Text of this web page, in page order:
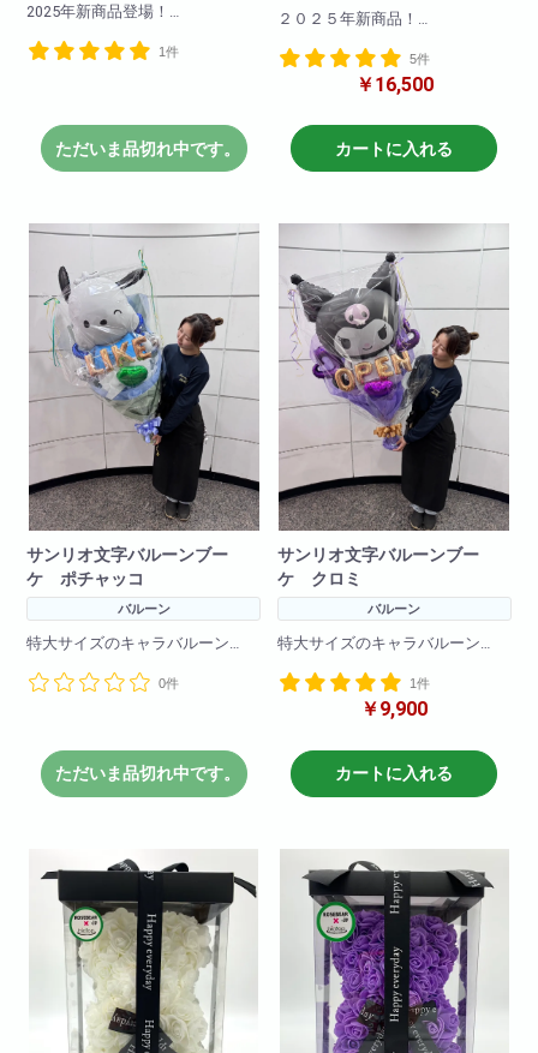
2025年新商品登場！
ローズドッグ!期間限定で販売中!
<商品サイズ>高さ: 約24cm 横
幅: 約22cm 奥行: 約22cm
<材質> ポリエチレン
※こちらの商品はバラのカタチを
した造花によって作成されてお
ります。
枯れることなく飾って頂けま
1件
ただいま品切れ中です。
２０２５年新商品！
が登場！
まだ日本では珍しいスタンド花
てます！
※サイズ高さ160センチ×70セン
すので直接当店までお問い合わ
せ下さい!
※写真はイメージです
仕入れ状況により花材は変動い
たしますので
何卒ご了承ください。
5件
￥16,500
カートに入れる
サンリオ文字バルーンブー
ケ ポチャッコ
バルーン
特大サイズのキャラバルーン
く仕上げました！
花束です!
一生の思い出に！プレゼントに
最適!
いいたします
4文字を超えるものは一文字+550
円で承ります。)
0件
ただいま品切れ中です。
サンリオ文字バルーンブー
ケ クロミ
バルーン
特大サイズのキャラバルーン
だんに使い、
とても大きくインパクトがある
一生の思い出に！プレゼントに
最適!
4文字を超えるものは一文字+550
円で承ります。)
1件
￥9,900
カートに入れる